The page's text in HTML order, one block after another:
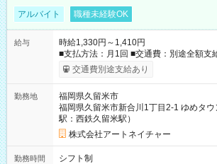
アルバイト 職種未経験OK
給与
時給1,330円～1,410円
■支払方法：月1回 ■交通費：別途全額支給 【試用期間】試用
間あり 試用期間の長さ：6ヶ月 雇用形態
じです。
交通費別途支給あり
勤務地
福岡県久留米市
福岡県久留米市新合川1丁目2-1 ゆめタ
駅：西鉄久留米駅）
株式会社アートネイチャー
勤務時間
シフト制